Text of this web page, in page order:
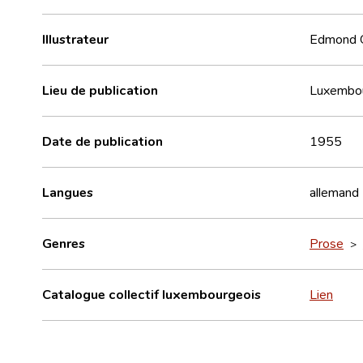
Illustrateur Edmond
Lieu de publication
Date de publication 1955
Langues allemand
Genres Prose >
Catalogue collectif luxembourgeois Lien